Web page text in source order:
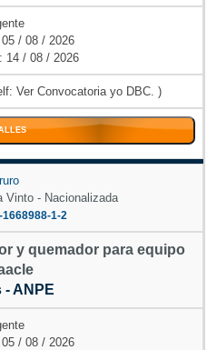
/ 08 / 2026
14 / 08 / 2026
Ver Convocatoria yo DBC. )
Vinto - Nacionalizada
1-2
y quemador para equipo
- ANPE
/ 08 / 2026